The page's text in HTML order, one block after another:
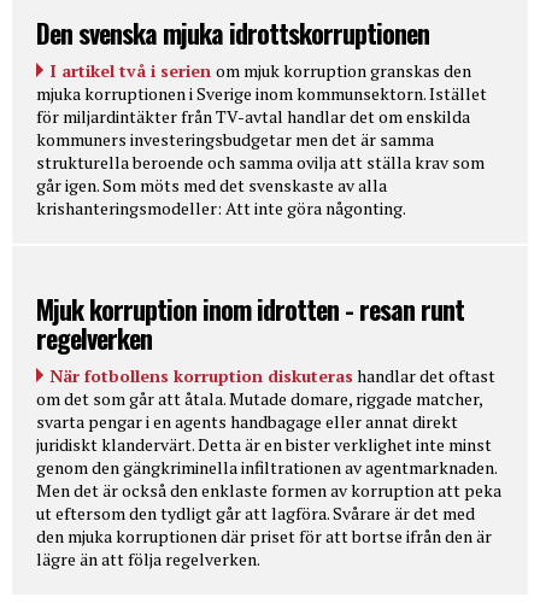
Den svenska mjuka idrottskorruptionen
I artikel två i serien om mjuk korruption granskas den
mjuka korruptionen i Sverige inom kommunsektorn. Istället
för miljardintäkter från TV-avtal handlar det om enskilda
kommuners investeringsbudgetar men det är samma
strukturella beroende och samma ovilja att ställa krav som
går igen. Som möts med det svenskaste av alla
krishanteringsmodeller: Att inte göra någonting.
Mjuk korruption inom idrotten - resan runt
regelverken
När fotbollens korruption diskuteras handlar det oftast
om det som går att åtala. Mutade domare, riggade matcher,
svarta pengar i en agents handbagage eller annat direkt
juridiskt klandervärt. Detta är en bister verklighet inte minst
genom den gängkriminella infiltrationen av agentmarknaden.
Men det är också den enklaste formen av korruption att peka
ut eftersom den tydligt går att lagföra. Svårare är det med
den mjuka korruptionen där priset för att bortse ifrån den är
lägre än att följa regelverken.